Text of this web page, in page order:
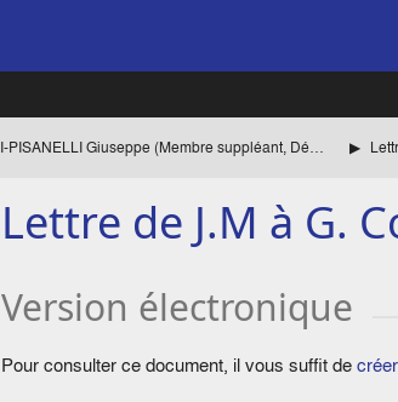
CODACCI-PISANELLI Giuseppe (Membre suppléant, Démocratie chrétienne italienne)
Lettre de J.M à G.
Version électronique
Pour consulter ce document, il vous suffit de